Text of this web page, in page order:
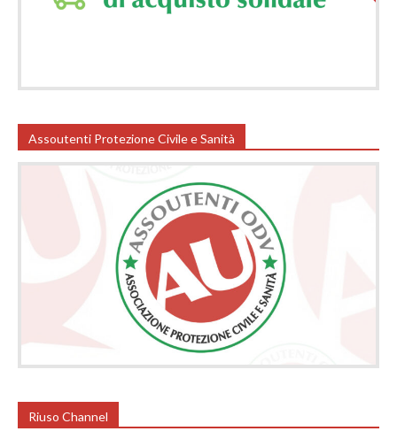
Assoutenti Protezione Civile e Sanità
Riuso Channel